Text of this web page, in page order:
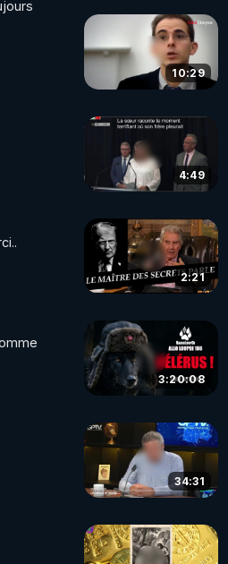
10:29
4:49
2:21
3:20:08
34:31